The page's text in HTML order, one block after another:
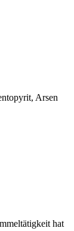
Arsen
hat